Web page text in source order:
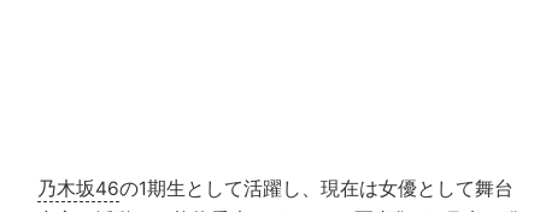
乃木坂46の1期生として活躍し、現在は女優として舞台